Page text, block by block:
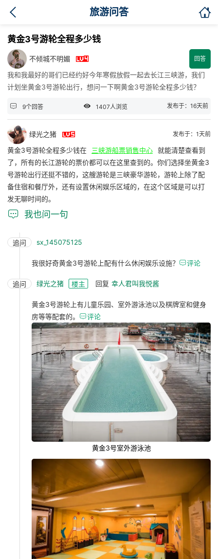
旅游问答 
黄金3号游轮全程多少钱
不倾城不明媚  回答
我和我最好的哥们已经约好今年寒假放假一起去长江三峡游，我们
计划坐黄金3号游轮出行，想问一下啊黄金3号游轮全程多少钱？
 9个回答  1407人浏览 发布于：16天前
绿光之猪  发布于：1天前
黄金3号游轮全程多少钱在 三峡游船票销售中心 就能清楚查看到
了，所有的长江游轮的票价都可以在这里查到的。你们选择坐黄金3
号游轮出行还挺不错的，这艘游轮是三峡豪华游轮，游轮上除了配
备住宿和餐厅外，还有设置休闲娱乐区域的，在这个区域是可以打
发无聊时间的。
 我也问一句
追问 sx_145075125
我很好奇黄金3号游轮上配有什么休闲娱乐设施？ 评论
追问 绿光之猪 楼主 回复 幸人君叫我悦酱
黄金3号游轮上有儿童乐园、室外游泳池以及棋牌室和健身
房等等配套的。 评论
黄金3号室外游泳池